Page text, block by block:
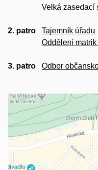
Velká zasedací
2. patro
Tajemník úřadu
Oddělení
3. patro Odbor